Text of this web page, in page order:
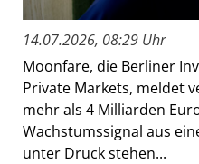
14.07.2026, 08:29 Uhr
Moonfare, die Berliner
Private Markets, meldet
mehr als 4 Milliarden
Wachstumssignal aus
unter Druck stehen...